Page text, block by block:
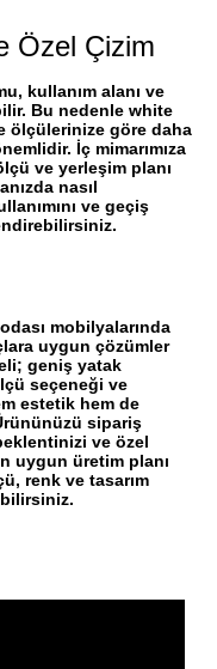
Özel Çizim
kullanım alanı ve
Bu nedenle white
ölçülerinize göre daha
İç mimarımıza
ve yerleşim planı
nasıl
ve geçiş
mobilyalarında
uygun çözümler
geniş yatak
seçeneği ve
estetik hem de
sipariş
ve özel
uygun üretim planı
renk ve tasarım